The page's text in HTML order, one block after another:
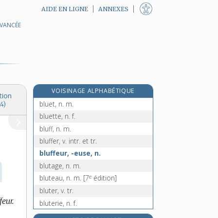
AIDE EN LIGNE ANNEXES
VOISINAGE ALPHABÉTIQUE
blues, n. m.
bluet, n. m.
bluette, n. f.
bluff, n. m.
bluffer, v. intr. et tr.
bluffeur, -euse, n.
blutage, n. m.
bluteau, n. m. [7e édition]
bluter, v. tr.
bluterie, n. f.
bluteur, n. m.